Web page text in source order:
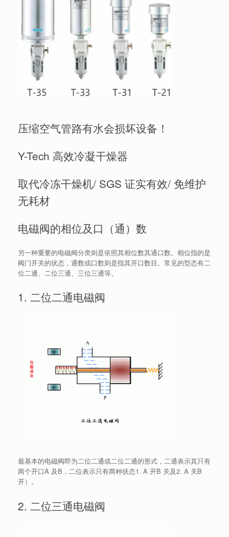
压缩空气管路有水会损坏设备！
Y-Tech 高效冷凝干燥器
取代冷冻干燥机/ SGS 证实有效/ 免维护
无耗材
电磁阀的相位及口（通）数
另一种重要的电磁阀分类则是依照其相位数其通口数。相位指的是
阀门开关的状态，通数或口数则是指其开口数目。常见的型态有二
位二通、二位三通、三位三通等。
1. 二位二通电磁阀
最基本的电磁阀即为二位二通或二位二通的形式，二通表示其只有
两个开口A 及B，二位表示只有两种状态1. A 开B 关及2. A 关B
开）。
2. 二位三通电磁阀